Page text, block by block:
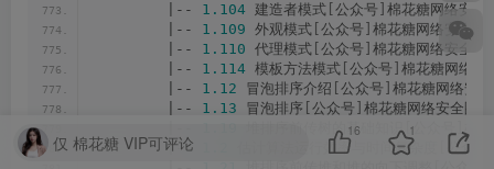
        |--
1.104 建造者模式 公众号 棉花糖网络安全
        |--
1.109 外观模式 公众号 棉花糖网络安全圈
        |--
1.110 代理模式 公众号 棉花糖网络安全圈
        |--
1.114 模板方法模式 公众号 棉花糖网络安
        |--
1.12 冒泡排序介绍 公众号 棉花糖网络安
        |--
1.13 冒泡排序 公众号 棉花糖网络安全圈
堆排序前传树的基础知识[公众号 ]
        |--
估计算法运行效率与时间复杂度 公众号
仅 棉花糖 VIP可评论
16 1